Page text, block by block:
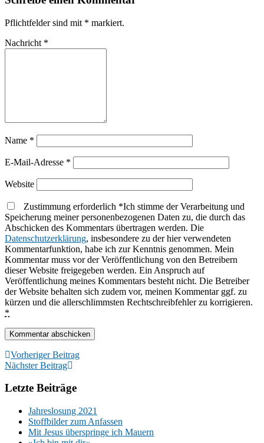
Pflichtfelder sind mit * markiert.
Nachricht *
Name *
E-Mail-Adresse *
Website
Zustimmung erforderlich *Ich stimme der Verarbeitung und
Speicherung meiner personenbezogenen Daten zu, die durch das
Abschicken des Kommentars übertragen werden. Die
Datenschutzerklärung, insbesondere zu der hier verwendeten
Kommentarfunktion, habe ich zur Kenntnis genommen. Mein
Kommentar muss vor der Veröffentlichung von den Betreibern
dieser Website freigegeben werden. Ein Anspruch auf
Veröffentlichung meines Kommentars besteht nicht. Die Betreiber
der Website behalten sich zudem vor, meinen Kommentar ggf. zu
kürzen und die allerschlimmsten Rechtschreibfehler zu korrigieren.
*
Vorheriger Beitrag
Nächster Beitrag
Letzte Beiträge
Jahreslosung 2021
Stoffbilder zum Anfassen
Mit Jesus überspringe ich Mauern